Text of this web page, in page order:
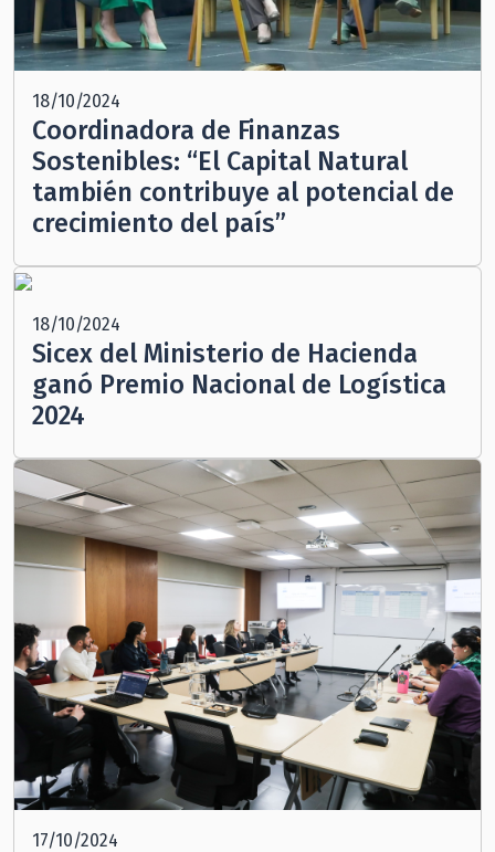
18/10/2024
Coordinadora de Finanzas
Sostenibles: “El Capital Natural
también contribuye al potencial de
crecimiento del país”
18/10/2024
Sicex del Ministerio de Hacienda
ganó Premio Nacional de Logística
2024
17/10/2024